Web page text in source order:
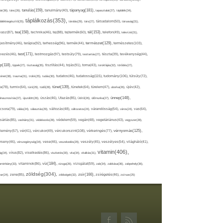
tánc(26), tanulás(159), tanulmány(40), tápanyag(181), tapasztalat(27), táplálék(34),
táplálkozás(353), tárolás(29), társ(27), társadalom(50), társaság(31),
tea(158), technika(46), tej(88), tejtermék(60), tél(153), telefon(49), televízió(31),
terápia(92), terhesség(96), termék(44), természet(129), természetes(103),
test(171), testmozgás(97), testsúly(79), testtartás(27), tészta(39), tevékenység(44),
tippek(27), tisztaság(35), tisztítás(44), tojás(91), torna(43), torokfájás(32), törődés(27),
trauma(31), trükk(25), tudás(30), tudatos(46), tudatosság(115), tudomány(106), túlsúly(72),
turmix(64), túró(29), tüdő(28), tünet(139), tünetek(64), türelem(47), uborka(26), újév(42),
újszülött(26), úszás(46), Utazás(85), Üdítő(26), ülőmunka(27), ünnep(148),
válás(24), választás(29), változás(48), változatos(24), várandósság(54), város(24), vas(64),
vashiány(31), védekezés(28), védelem(59), vegán(48), vegetáriánus(43), vegyszer(28),
vér(41), vércukor(49), vércukorszint(108), vérkeringés(77), vérnyomás(125),
vérszegénység(34), vese(46), veszekedés(29), veszély(45), veszélyes(54), világháló(41),
vírus(82), viselkedés(86), viszketés(30), vita(34), vitalitás(31), vitamin(406),
vitaminok(86), víz(184), vizsga(26), vizsgálat(59), zab(34), zabkása(36), zabpehely(36),
zene(85), zöldség(304), zöldségek(32), zsír(166), zsírégetés(46), zsírsav(25)